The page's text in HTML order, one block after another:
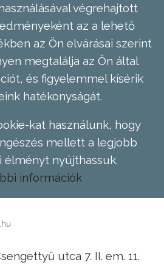
végrehajtott
az a lehető
az Ön elvárásai szerint
megtalálja az Ön által
és figyelemmel kísérik
hatékonyságát.
kat használunk, hogy
mellett a legjobb
élményt nyújthassuk.
információk
utca 7. II. em. 11.